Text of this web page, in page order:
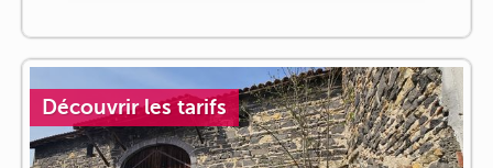
Découvrir les tarifs